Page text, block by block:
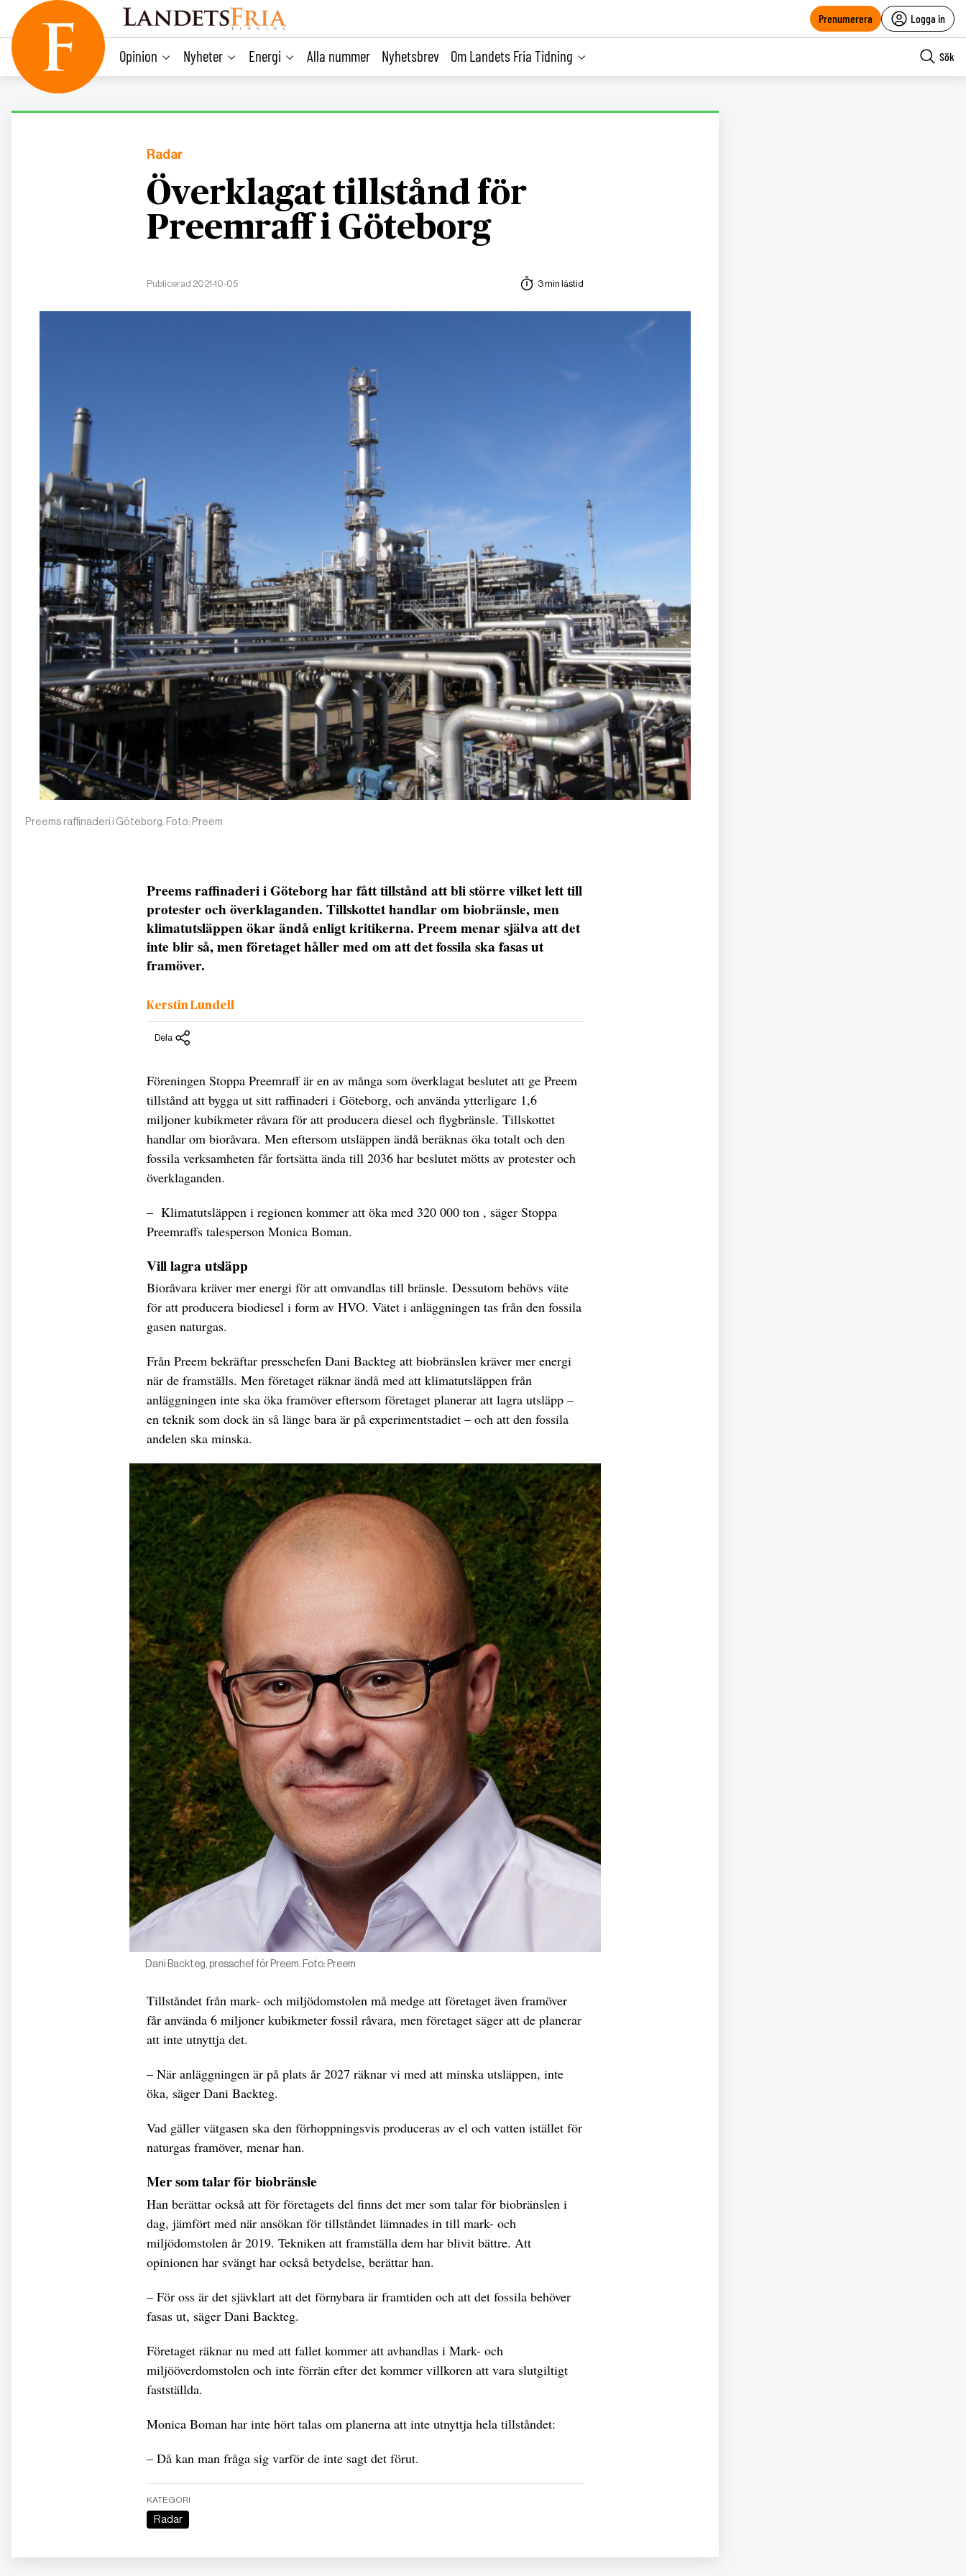
content
Prenumerera Logga in
Opinion Nyheter Energi Alla nummer Nyhetsbrev Om Landets Fria Tidning Sök
Radar
Överklagat tillstånd för
Preemraff i Göteborg
Publicerad 2021-10-05 3 min lästid
Preems raffinaderi i Göteborg. Foto: Preem
Preems raffinaderi i Göteborg har fått tillstånd att bli större vilket lett till
protester och överklaganden. Tillskottet handlar om biobränsle, men
klimatutsläppen ökar ändå enligt kritikerna. Preem menar själva att det
inte blir så, men företaget håller med om att det fossila ska fasas ut
framöver.
Kerstin Lundell
Dela
Föreningen Stoppa Preemraff är en av många som överklagat beslutet att ge Preem
tillstånd att bygga ut sitt raffinaderi i Göteborg, och använda ytterligare 1,6
miljoner kubikmeter råvara för att producera diesel och flygbränsle. Tillskottet
handlar om bioråvara. Men eftersom utsläppen ändå beräknas öka totalt och den
fossila verksamheten får fortsätta ända till 2036 har beslutet mötts av protester och
överklaganden.
– Klimatutsläppen i regionen kommer att öka med 320 000 ton , säger Stoppa
Preemraffs talesperson Monica Boman.
Vill lagra utsläpp
Bioråvara kräver mer energi för att omvandlas till bränsle. Dessutom behövs väte
för att producera biodiesel i form av HVO. Vätet i anläggningen tas från den fossila
gasen naturgas.
Från Preem bekräftar presschefen Dani Backteg att biobränslen kräver mer energi
när de framställs. Men företaget räknar ändå med att klimatutsläppen från
anläggningen inte ska öka framöver eftersom företaget planerar att lagra utsläpp –
en teknik som dock än så länge bara är på experimentstadiet – och att den fossila
andelen ska minska.
Dani Backteg, presschef för Preem. Foto: Preem
Tillståndet från mark- och miljödomstolen må medge att företaget även framöver
får använda 6 miljoner kubikmeter fossil råvara, men företaget säger att de planerar
att inte utnyttja det.
– När anläggningen är på plats år 2027 räknar vi med att minska utsläppen, inte
öka, säger Dani Backteg.
Vad gäller vätgasen ska den förhoppningsvis produceras av el och vatten istället för
naturgas framöver, menar han.
Mer som talar för biobränsle
Han berättar också att för företagets del finns det mer som talar för biobränslen i
dag, jämfört med när ansökan för tillståndet lämnades in till mark- och
miljödomstolen år 2019. Tekniken att framställa dem har blivit bättre. Att
opinionen har svängt har också betydelse, berättar han.
– För oss är det sjävklart att det förnybara är framtiden och att det fossila behöver
fasas ut, säger Dani Backteg.
Företaget räknar nu med att fallet kommer att avhandlas i Mark- och
miljööverdomstolen och inte förrän efter det kommer villkoren att vara slutgiltigt
fastställda.
Monica Boman har inte hört talas om planerna att inte utnyttja hela tillståndet:
– Då kan man fråga sig varför de inte sagt det förut.
KATEGORI
Radar